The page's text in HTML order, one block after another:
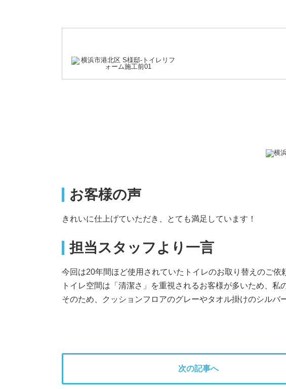
お客様の声
きれいに仕上げていただき、とても満足しています！
担当スタッフより一言
今回は20年間ほど使用されていたトイレのお取り替えのご依
トイレ空間は「清潔さ」を重視されるお客様が多いため、
そのため、クッションフロアのグレーやタオル掛けのシル
次の記事へ